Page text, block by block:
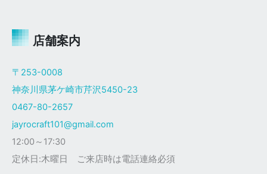
Ｘ
ク
様
店舗案内
〒253-0008
神奈川県茅ケ崎市芹沢5450-23
0467-80-2657
jayrocraft101@gmail.com
12:00～17:30
定休日:木曜日 ご来店時は電話連絡必須